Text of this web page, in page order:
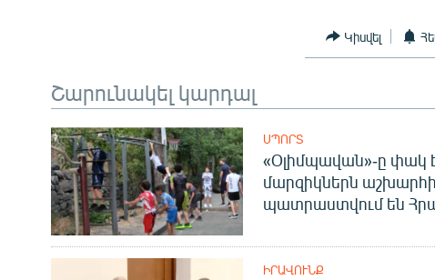
Կիսվել
Շարունակել կարդալ
ՍՊՈՐՏ
«Օլիմպավան»-ը փակ
մարզիկներն
պատրաստվում են
ԻՐԱՎՈՒՆՔ